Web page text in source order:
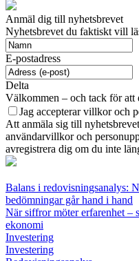
Anmäl dig till nyhetsbrevet
Nyhetsbrevet du faktiskt vill
E-postadress
Delta
Välkommen – och tack för att
Jag accepterar villkor och
Att anmäla sig till
användarvillkor och
avregistrera dig om du inte
Balans i redovisningsanalys:
bedömningar går hand i hand
När siffror möter erfarenhet –
ekonomi
Investering
Investering